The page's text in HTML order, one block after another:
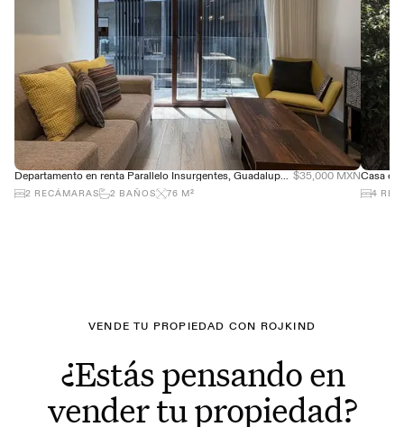
Departamento en renta Parallelo Insurgentes, Guadalupe Inn - 76m2 con balcón $35,000 MXN
2 RECÁMARAS 2 BAÑOS 76 M² 4
VENDE TU PROPIEDAD CON ROJKIND
¿Estás pensando en
vender tu propiedad?